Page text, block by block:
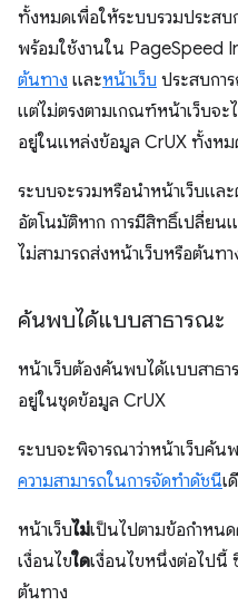
ทั้งหมดเพื่อให้ระบบรวมประส
พร้อมใช้งานใน PageSpeed
ต้นทาง และหน้าเว็บ ประสบกา
แต่ไม่ตรงตามเกณฑ์หน้าเว็บจ
อยู่ในแหล่งข้อมูล CrUX ทั้งหม
ระบบจะรวมหรือนำหน้าเว็บแล
อัตโนมัติหาก การมีสิทธิ์เปลี่ย
ไม่สามารถส่งหน้าเว็บหรือต้นทา
ค้นพบได้แบบสาธารณะ
หน้าเว็บต้องค้นพบได้แบบสาธา
อยู่ในชุดข้อมูล CrUX
ระบบจะพิจารณาว่าหน้าเว็บค้
ความสามารถในการจัดทําดัชนีเ
หน้าเว็บไม่เป็นไปตามข้อกำหน
เงื่อนไขใดเงื่อนไขหนึ่งต่อไปนี้
ต้นทาง